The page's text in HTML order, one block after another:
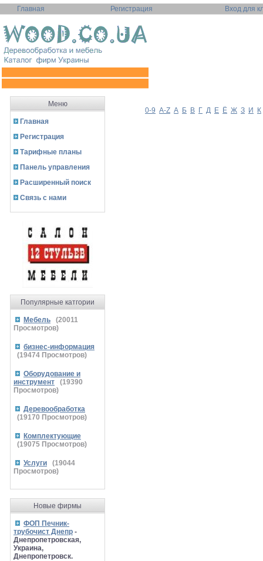
Главная Регистрация Вход для
Меню
Главная
Регистрация
Тарифные планы
Панель управления
Расширенный поиск
Связь с нами
Популярные катгории
Мебель (20011
Просмотров)
бизнес-информация
(19474 Просмотров)
Оборудование и
инструмент
(19390
Просмотров)
Деревообработка
(19170 Просмотров)
Комплектующие
(19075 Просмотров)
Услуги (19044
Просмотров)
Новые фирмы
ФОП Печник-
трубочист Днепр -
Днепропетровская,
Украина,
Днепропетровск.
0-9 A-Z А Б В Г Д Е Ё Ж З И К